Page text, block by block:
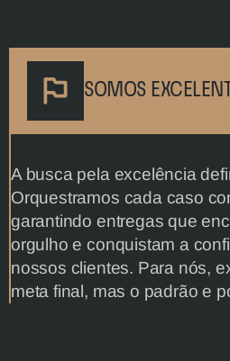
SOMOS
A busca pela excelência
Orquestramos cada caso
garantindo entregas que
orgulho e conquistam a
nossos clientes. Para nós,
meta final, mas o padrão e